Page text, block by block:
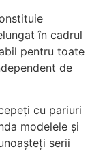
în cadrul
pentru toate
de
cu pariuri
modelele și
serii